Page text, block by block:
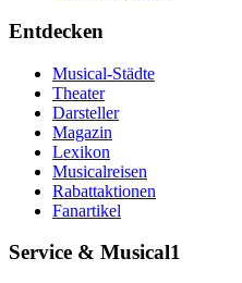
Entdecken
Musical-Städte
Theater
Darsteller
Magazin
Lexikon
Musicalreisen
Rabattaktionen
Fanartikel
Service & Musical1